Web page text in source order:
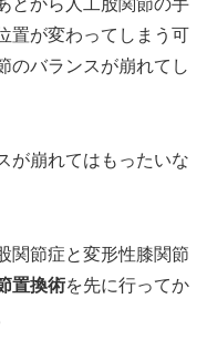
とから人工股関節の手
置が変わってしまう可
のバランスが崩れてし
が崩れてはもったいな
関節症と変形性膝関節
置換術を先に行ってか